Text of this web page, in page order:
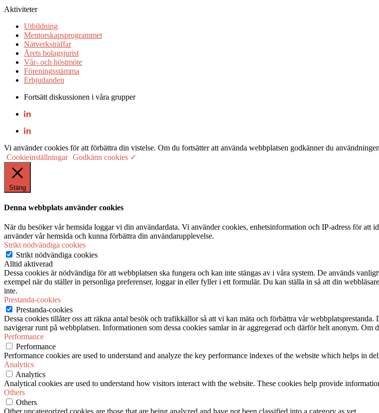
Aktiviteter
Utbildning
Mentorskapsprogrammet
Nätverksträffar
Årets bolagsjurist
Vår- och höstmöte
Föreningsstämma
Erbjudanden
Fortsätt diskussionen i våra grupper
Vi använder cookies för att förbättra din vistelse. Om du fortsätter att använda webbplatsen godkänner du
Cookieinställningar Godkänn cookies ✓
Stäng
Denna webbplats använder cookies
När du besöker vår hemsida loggar vi din användardata. Vi använder cookies, enhetsinformation och IP-adress för
använder vår hemsida och kunna förbättra din användarupplevelse.
Strikt nödvändiga cookies
Strikt nödvändiga cookies
Alltid aktiverad
Dessa cookies är nödvändiga för att webbplatsen ska fungera och kan inte stängas av i våra system. De används
exempel när du ställer in personliga preferenser, loggar in eller fyller i ett formulär. Du kan ställa in så att din
inte.
Prestanda-cookies
Prestanda-cookies
Dessa cookies tillåter oss att räkna antal besök och trafikkällor så att vi kan mäta och förbättra vår
navigerar runt på webbplatsen. Informationen som dessa cookies samlar in är aggregerad och därför helt anonym.
Performance
Performance
Performance cookies are used to understand and analyze the key performance indexes of the website which helps in
Analytics
Analytics
Analytical cookies are used to understand how visitors interact with the website. These cookies help provide
Others
Others